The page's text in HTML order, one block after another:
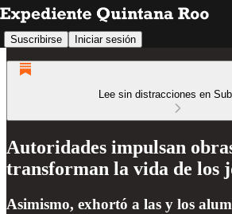
Suscribirse Iniciar sesión
Lee sin distracciones en
Autoridades impulsan
transforman la vida de los
Asimismo, exhortó a las y los